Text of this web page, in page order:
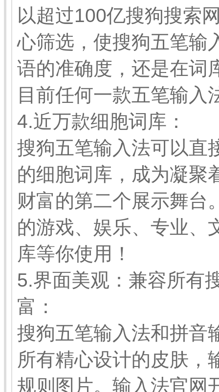
以超过100亿搜狗搜索
心筛选，使搜狗五笔输
语的准确度，还是在词
目前任何一款五笔输入
4.近万款细胞词库：
搜狗五笔输入法可以直
的细胞词库，成为凝聚
财富的第二个展示舞台
的游戏、娱乐、专业、
库等你使用！
5.界面美观：兼容所有
富：
搜狗五笔输入法和拼音
所有精心设计的皮肤，
规则图片。输入法官网